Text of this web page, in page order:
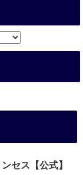
セス【公式】